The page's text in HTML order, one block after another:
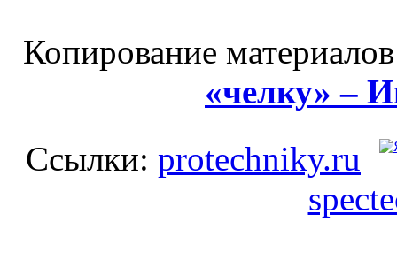
Копирование
«челку» –
Ссылки: protechniky.ru